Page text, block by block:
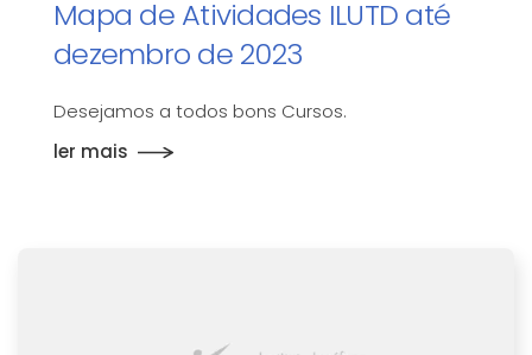
Mapa de Atividades ILUTD até
dezembro de 2023
Desejamos a todos bons Cursos.
ler mais